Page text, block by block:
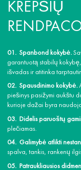
KREPŠIŲ
Spanbond kokybė.
garantuotą stabilų
išvadas ir atitinka
Spausdinimo kokybė.
piešinys pasižymi aukštu
kurioje dažai byra
Didelis paruoštų
plečiamas.
Galimybė atlikti
spalva, tankis, rankenų
Patraukliausios